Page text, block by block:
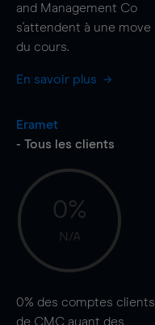
and Management Co
s'attendent à une move
du cours.
En savoir plus
Eramet
- Tous les clients
0%
N/A
0% des comptes clients
de CMC ayant des